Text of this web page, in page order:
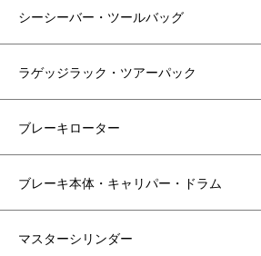
シーシーバー・ツールバッグ
ラゲッジラック・ツアーパック
ブレーキローター
ブレーキ本体・キャリパー・ドラム
マスターシリンダー